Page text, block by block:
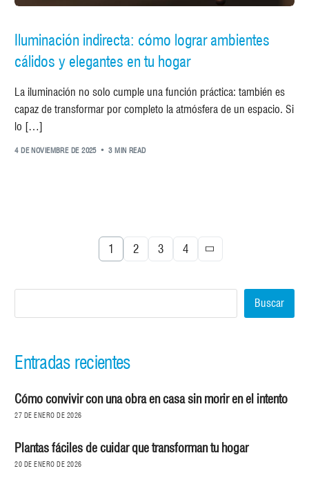
Iluminación indirecta: cómo lograr ambientes
cálidos y elegantes en tu hogar
La iluminación no solo cumple una función práctica: también es
capaz de transformar por completo la atmósfera de un espacio. Si
lo […]
4 DE NOVIEMBRE DE 2025 3 MIN READ
1 2 3 4
Buscar
Entradas recientes
Cómo convivir con una obra en casa sin morir en el intento
27 DE ENERO DE 2026
Plantas fáciles de cuidar que transforman tu hogar
20 DE ENERO DE 2026